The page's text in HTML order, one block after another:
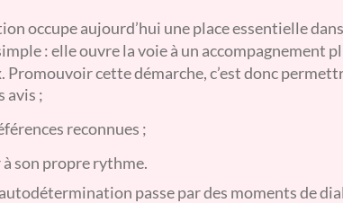
occupe aujourd’hui une place essentielle
: elle ouvre la voie à un accompagnement
Promouvoir cette démarche, c’est donc
avis ;
reconnues ;
son propre rythme.
passe par des moments de